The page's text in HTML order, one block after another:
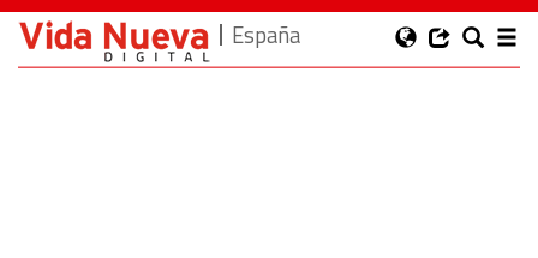
España